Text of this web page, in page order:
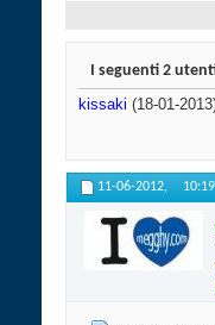
I seguenti 2
kissaki (18-01-
11-06-2012, 10:19